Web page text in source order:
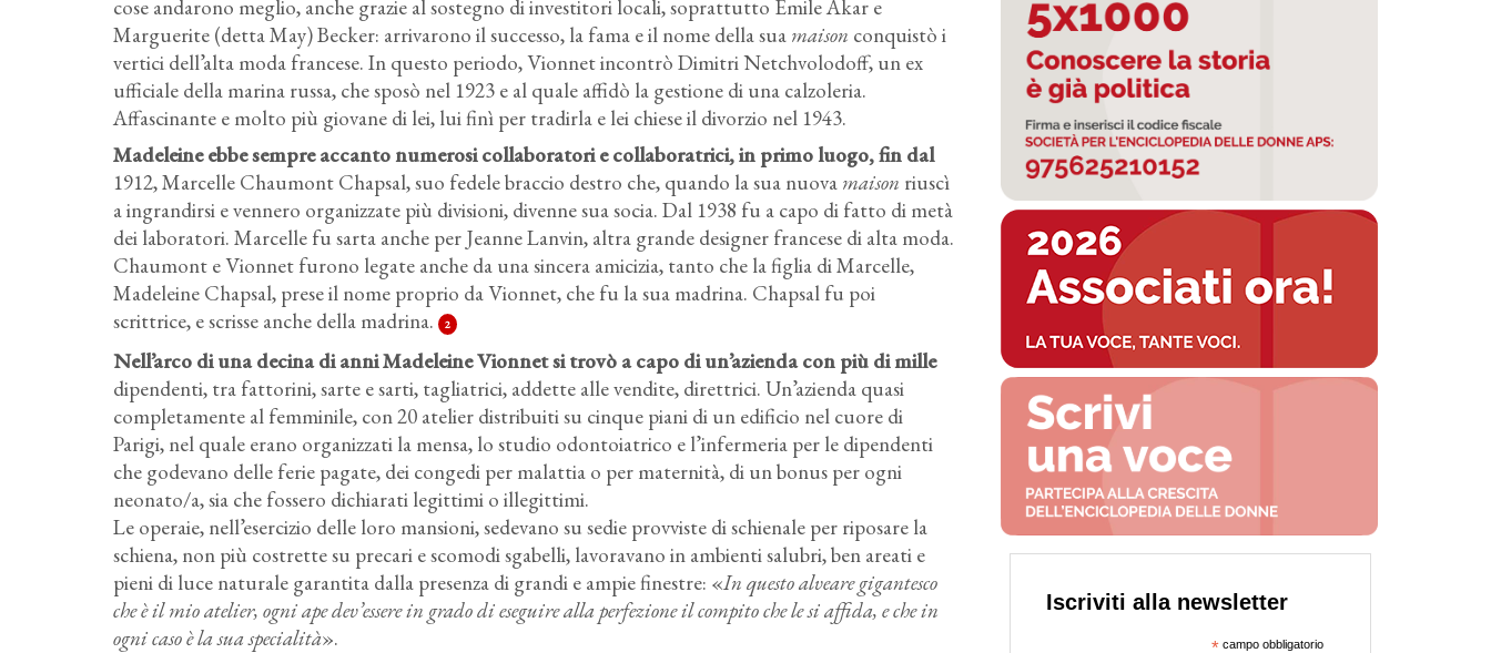
cose andarono meglio, anche grazie al sostegno di investitori locali, soprattutto Émile Akar e
Marguerite (detta May) Becker: arrivarono il successo, la fama e il nome della sua maison conquistò i
vertici dell’alta moda francese. In questo periodo, Vionnet incontrò Dimitri Netchvolodoff, un ex
ufficiale della marina russa, che sposò nel 1923 e al quale affidò la gestione di una calzoleria.
Affascinante e molto più giovane di lei, lui finì per tradirla e lei chiese il divorzio nel 1943.
Madeleine ebbe sempre accanto numerosi collaboratori e collaboratrici, in primo luogo, fin dal
1912, Marcelle Chaumont Chapsal, suo fedele braccio destro che, quando la sua nuova maison riuscì
a ingrandirsi e vennero organizzate più divisioni, divenne sua socia. Dal 1938 fu a capo di fatto di metà
dei laboratori. Marcelle fu sarta anche per Jeanne Lanvin, altra grande designer francese di alta moda.
Chaumont e Vionnet furono legate anche da una sincera amicizia, tanto che la figlia di Marcelle,
Madeleine Chapsal, prese il nome proprio da Vionnet, che fu la sua madrina. Chapsal fu poi
scrittrice, e scrisse anche della madrina.
2
Nell’arco di una decina di anni Madeleine Vionnet si trovò a capo di un’azienda con più di mille
dipendenti, tra fattorini, sarte e sarti, tagliatrici, addette alle vendite, direttrici. Un’azienda quasi
completamente al femminile, con 20 atelier distribuiti su cinque piani di un edificio nel cuore di
Parigi, nel quale erano organizzati la mensa, lo studio odontoiatrico e l’infermeria per le dipendenti
che godevano delle ferie pagate, dei congedi per malattia o per maternità, di un bonus per ogni
neonato/a, sia che fossero dichiarati legittimi o illegittimi.
Le operaie, nell’esercizio delle loro mansioni, sedevano su sedie provviste di schienale per riposare la
schiena, non più costrette su precari e scomodi sgabelli, lavoravano in ambienti salubri, ben areati e
pieni di luce naturale garantita dalla presenza di grandi e ampie finestre: «In questo alveare gigantesco
che è il mio atelier, ogni ape dev’essere in grado di eseguire alla perfezione il compito che le si affida, e che in
ogni caso è la sua specialità».